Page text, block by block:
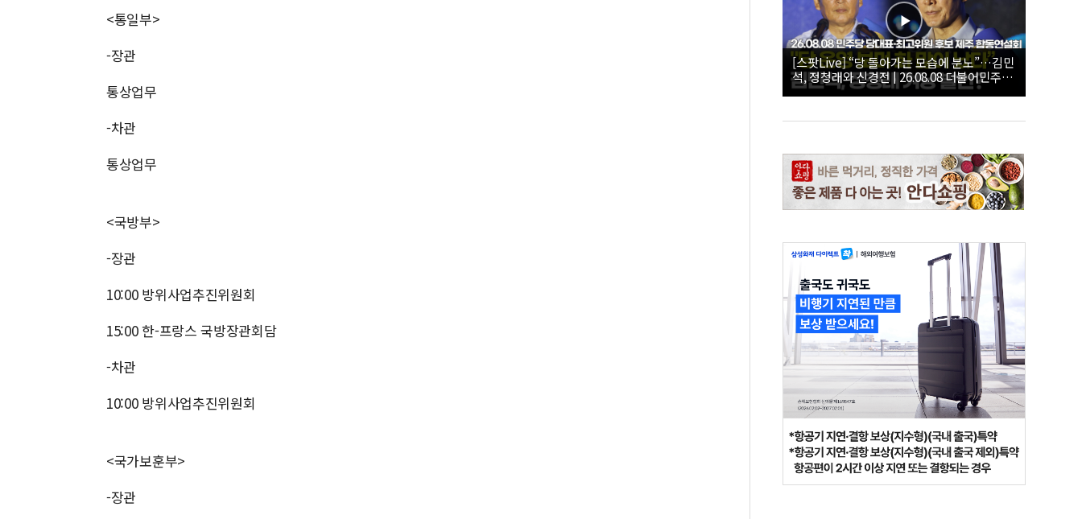
<통일부>
-장관
통상업무
-차관
통상업무
<국방부>
-장관
10:00 방위사업추진위원회
15:00 한-프랑스 국방장관회담
-차관
10:00 방위사업추진위원회
<국가보훈부>
-장관
[스팟Live] “당 돌아가는 모습에 분노”…김민
석, 정청래와 신경전 | 26.08.08 더불어민주당
당대표·최고위원 후보 제주 합동연설회